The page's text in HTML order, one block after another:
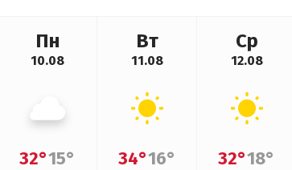
Пн
10.08
32°15°
Вт
11.08
34°16°
Ср
12.08
32°18°